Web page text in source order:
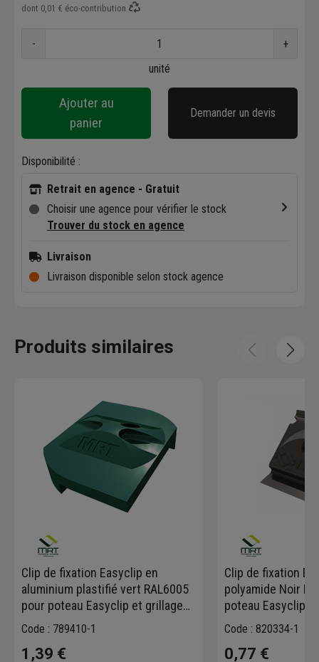
dont 0,01 € éco-contribution
-
+
unité
Ajouter au
panier
Demander un devis
Disponibilité :
Retrait en agence - Gratuit
Choisir une agence pour vérifier le stock
Trouver du stock en agence
Livraison
Livraison disponible selon stock agence
Produits similaires
Clip de fixation Easyclip en
aluminium plastifié vert RAL6005
pour poteau Easyclip et grillage
rigide Moreda
Code : 789410-1
1,39 €
Clip de fixation
polyamide Noir
poteau Easyclip
Moreda
Code : 820334-1
0,77 €